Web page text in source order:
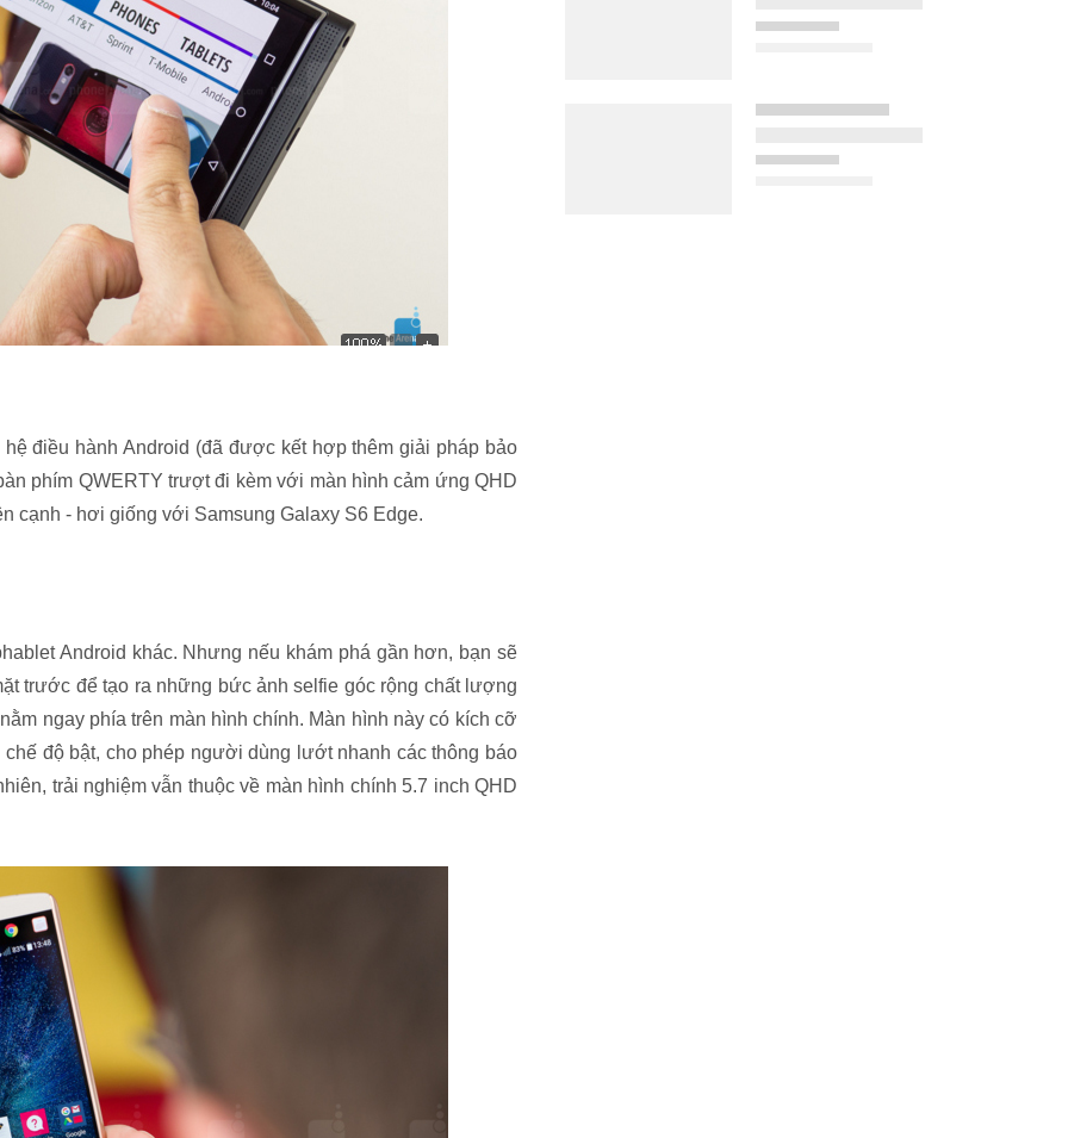
điều hành Android (đã được kết hợp thêm giải pháp bảo
phím QWERTY trượt đi kèm với màn hình cảm ứng QHD
cạnh - hơi giống với Samsung Galaxy S6 Edge.
Android khác. Nhưng nếu khám phá gần hơn, bạn sẽ
trước để tạo ra những bức ảnh selfie góc rộng chất lượng
ngay phía trên màn hình chính. Màn hình này có kích cỡ
độ bật, cho phép người dùng lướt nhanh các thông báo
trải nghiệm vẫn thuộc về màn hình chính 5.7 inch QHD